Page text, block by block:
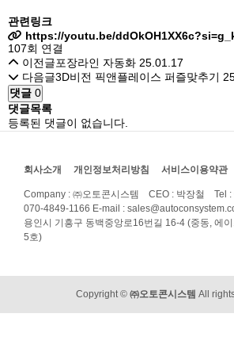
관련링크
https://youtu.be/
107회 연결
이전글포장라인 자동화 25.01.17
다음글3D비전 픽앤플레이스 퍼즐맞추기
댓글 0
댓글목록
등록된 댓글이 없습니다.
회사소개 개인정보처리방침 서비스이용약관
Company : ㈜오토콘시스템 CEO : 박장철 Tel
070-4849-1166 E-mail :
용인시 기흥구 동백중앙로16번길 16-4 (중동, 에
5호)
Copyright © ㈜오토콘시스템 All